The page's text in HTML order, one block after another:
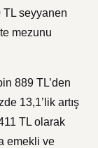
TL seyyanen
mezunu
889 TL’den
13,1’lik artış
TL olarak
emekli ve